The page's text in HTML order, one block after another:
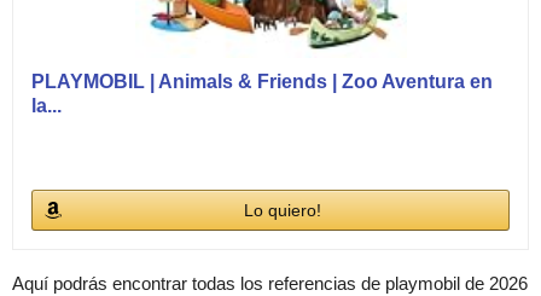
PLAYMOBIL | Animals & Friends | Zoo Aventura en
la...
Lo quiero!
Aquí podrás encontrar todas los referencias de playmobil de 2026